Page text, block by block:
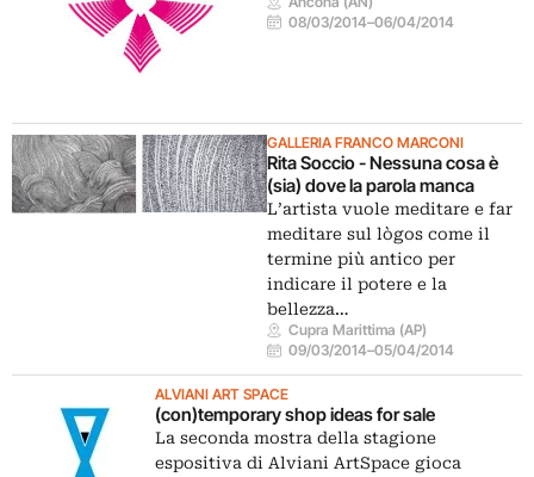
08/03/2014–06/04/2014
GALLERIA FRANCO MARCONI
Rita Soccio - Nessuna cosa è
(sia) dove la parola manca
L’artista vuole meditare e far
meditare sul lògos come il
termine più antico per
indicare il potere e la
bellezza…
Cupra Marittima (AP)
09/03/2014–05/04/2014
ALVIANI ART SPACE
(con)temporary shop ideas for sale
La seconda mostra della stagione
espositiva di Alviani ArtSpace gioca